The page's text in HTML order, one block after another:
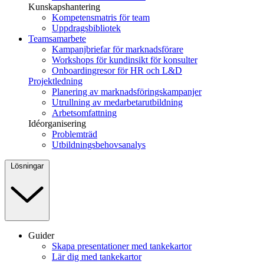
Kunskapshantering
Kompetensmatris för team
Uppdragsbibliotek
Teamsamarbete
Kampanjbriefar för marknadsförare
Workshops för kundinsikt för konsulter
Onboardingresor för HR och L&D
Projektledning
Planering av marknadsföringskampanjer
Utrullning av medarbetarutbildning
Arbetsomfattning
Idéorganisering
Problemträd
Utbildningsbehovsanalys
Lösningar
Guider
Skapa presentationer med tankekartor
Lär dig med tankekartor